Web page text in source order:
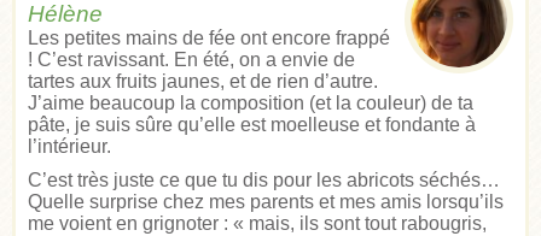
Hélène
Les petites mains de fée ont encore frappé
! C’est ravissant. En été, on a envie de
tartes aux fruits jaunes, et de rien d’autre.
J’aime beaucoup la composition (et la couleur) de ta
pâte, je suis sûre qu’elle est moelleuse et fondante à
l’intérieur.
C’est très juste ce que tu dis pour les abricots séchés…
Quelle surprise chez mes parents et mes amis lorsqu’ils
me voient en grignoter : « mais, ils sont tout rabougris,